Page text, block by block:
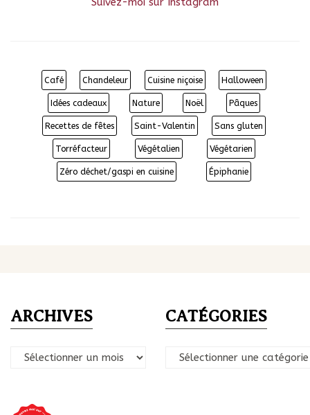
Café Chandeleur Cuisine niçoise Halloween
Idées cadeaux Nature Noël Pâques
Recettes de fêtes Saint-Valentin Sans gluten
Torréfacteur Végétalien Végétarien
Zéro déchet/gaspi en cuisine Épiphanie
ARCHIVES
Archives
CATÉGORIES
Catégories